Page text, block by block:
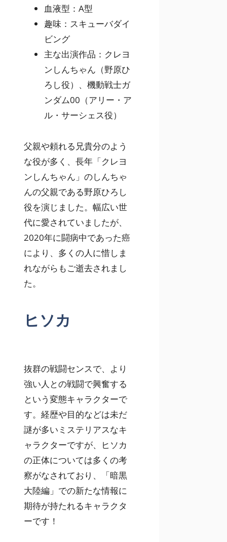
血液型：A型
趣味：スキューバダイ
ビング
主な出演作品：クレヨ
ンしんちゃん（野原ひ
ろし役）、機動戦士ガ
ンダム00（アリー・ア
ル・サーシェス役）
父親や頼れる兄貴分のよう
な役が多く、長年「クレヨ
ンしんちゃん」のしんちゃ
んの父親である野原ひろし
役を演じました。幅広い世
代に愛されていましたが、
2020年に闘病中であった癌
により、多くの人に惜しま
れながらもご逝去されまし
た。
ヒソカ
抜群の戦闘センスで、より
強い人との戦闘で興奮する
という変態キャラクターで
す。経歴や目的などは未だ
謎が多いミステリアスなキ
ャラクターですが、ヒソカ
の正体については多くの考
察がなされており、「暗黒
大陸編」での新たな情報に
期待が持たれるキャラクタ
ーです！